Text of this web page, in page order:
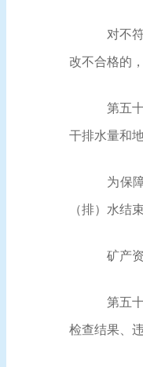
对不
改不合格的
第五
干排水量和
为保
（排）水结
矿产
第五
检查结果、